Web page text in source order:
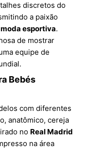
discretos do
a paixão
moda esportiva.
de mostrar
equipe de
Bebés
com diferentes
anatômico, cereja
no Real Madrid
na área